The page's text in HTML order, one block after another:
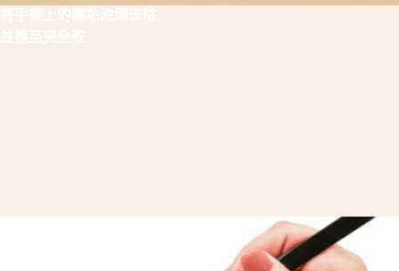
將手錶上的塵垢油漬去除
並擦至完全乾